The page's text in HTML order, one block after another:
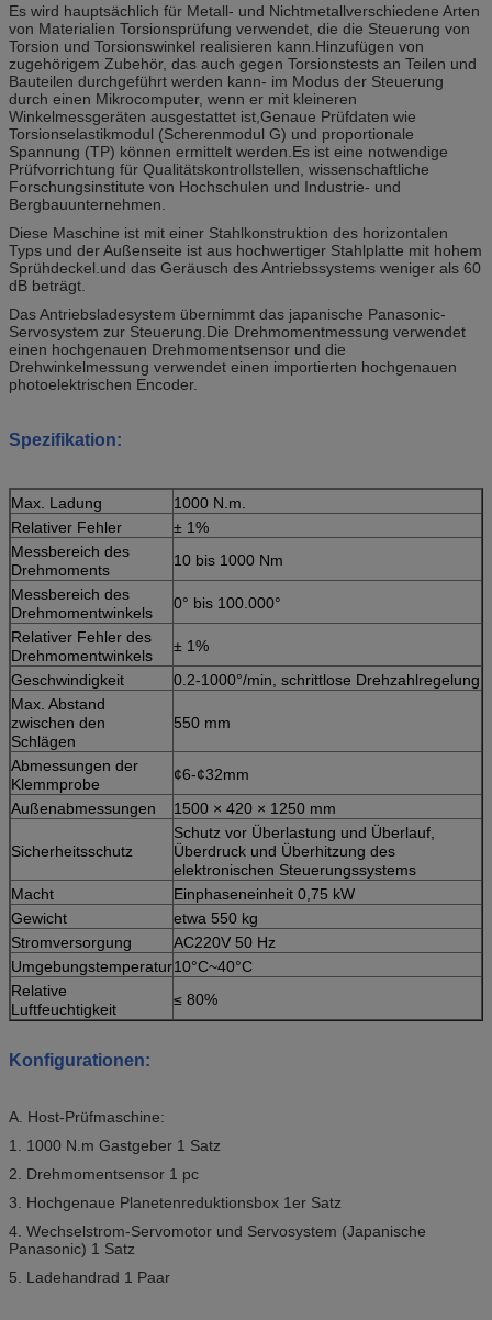
Es wird hauptsächlich für Metall- und Nichtmetallverschiedene Arten
von Materialien Torsionsprüfung verwendet, die die Steuerung von
Torsion und Torsionswinkel realisieren kann.Hinzufügen von
zugehörigem Zubehör, das auch gegen Torsionstests an Teilen und
Bauteilen durchgeführt werden kann- im Modus der Steuerung
durch einen Mikrocomputer, wenn er mit kleineren
Winkelmessgeräten ausgestattet ist,Genaue Prüfdaten wie
Torsionselastikmodul (Scherenmodul G) und proportionale
Spannung (TP) können ermittelt werden.Es ist eine notwendige
Prüfvorrichtung für Qualitätskontrollstellen, wissenschaftliche
Forschungsinstitute von Hochschulen und Industrie- und
Bergbauunternehmen.
Diese Maschine ist mit einer Stahlkonstruktion des horizontalen
Typs und der Außenseite ist aus hochwertiger Stahlplatte mit hohem
Sprühdeckel.und das Geräusch des Antriebssystems weniger als 60
dB beträgt.
Das Antriebsladesystem übernimmt das japanische Panasonic-
Servosystem zur Steuerung.Die Drehmomentmessung verwendet
einen hochgenauen Drehmomentsensor und die
Drehwinkelmessung verwendet einen importierten hochgenauen
photoelektrischen Encoder.
Spezifikation:
Max. Ladung
1000 N.m.
Relativer Fehler
± 1%
Messbereich des
Drehmoments
10 bis 1000 Nm
Messbereich des
Drehmomentwinkels
0° bis 100.000°
Relativer Fehler des
Drehmomentwinkels
± 1%
Geschwindigkeit
0.2-1000°/min, schrittlose Drehzahlregelung
Max. Abstand
zwischen den
Schlägen
550 mm
Abmessungen der
Klemmprobe
¢6-¢32mm
Außenabmessungen
1500 × 420 × 1250 mm
Sicherheitsschutz
Schutz vor Überlastung und Überlauf,
Überdruck und Überhitzung des
elektronischen Steuerungssystems
Macht
Einphaseneinheit 0,75 kW
Gewicht
etwa 550 kg
Stromversorgung
AC220V 50 Hz
Umgebungstemperatur10°C~40°C
Relative
Luftfeuchtigkeit
≤ 80%
Konfigurationen:
A. Host-Prüfmaschine:
1. 1000 N.m Gastgeber 1 Satz
2. Drehmomentsensor 1 pc
3. Hochgenaue Planetenreduktionsbox 1er Satz
4. Wechselstrom-Servomotor und Servosystem (Japanische
Panasonic) 1 Satz
5. Ladehandrad 1 Paar